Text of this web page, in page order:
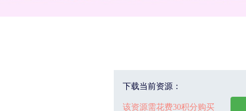
下载当前资源：
该资源需花费30积分购买